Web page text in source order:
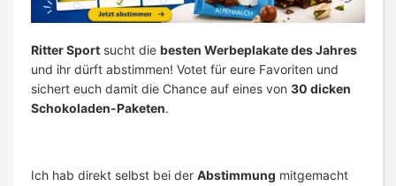
Ritter Sport sucht die besten Werbeplakate des Jahres
und ihr dürft abstimmen! Votet für eure Favoriten und
sichert euch damit die Chance auf eines von 30 dicken
Schokoladen-Paketen.
Ich hab direkt selbst bei der Abstimmung mitgemacht